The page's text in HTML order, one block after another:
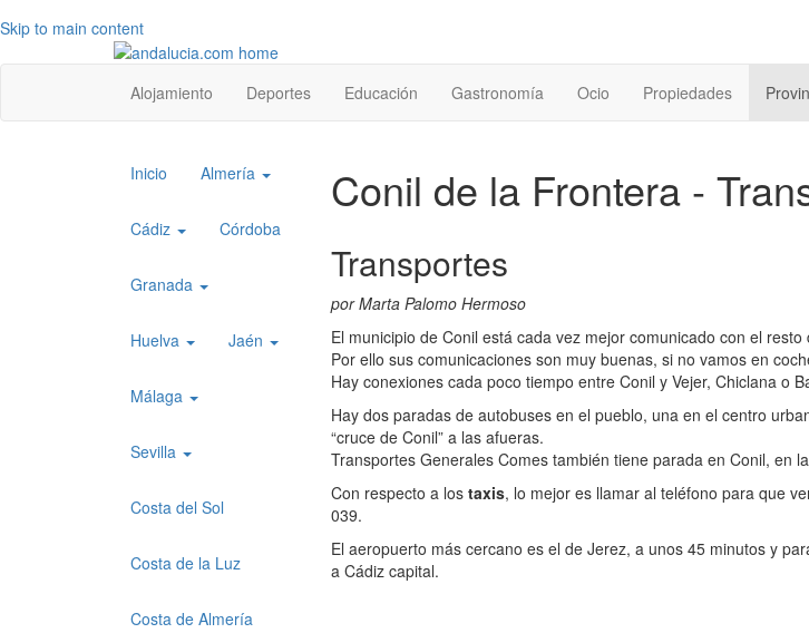
Skip to main content
Top
level
menu
Alojamiento Deportes Educación Gastronomía Ocio Propiedades
Conil de la Frontera -
Transportes
por Marta Palomo Hermoso
El municipio de Conil está cada vez mejor comunicado con el
Por ello sus comunicaciones son muy buenas, si no vamos en
Hay conexiones cada poco tiempo entre Conil y Vejer, Chiclana o
Hay dos paradas de autobuses en el pueblo, una en el centro
“cruce de Conil” a las afueras.
Transportes Generales Comes también tiene parada en Conil, en
Con respecto a los taxis, lo mejor es llamar al teléfono para que
039.
El aeropuerto más cercano es el de Jerez, a unos 45 minutos y
a Cádiz capital.
Top
menu
1
Inicio Almería
Cádiz Córdoba
Granada
Huelva Jaén
Málaga
Sevilla
Costa del Sol
Costa de la Luz
Costa de Almería